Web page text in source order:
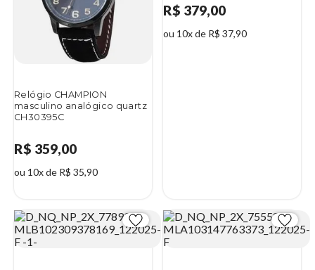
Relógio CHAMPION
masculino analógico quartz
CH30395C
R$ 359,00
ou 10x de R$ 35,90
R$ 379,00
ou 10x de R$ 37,90